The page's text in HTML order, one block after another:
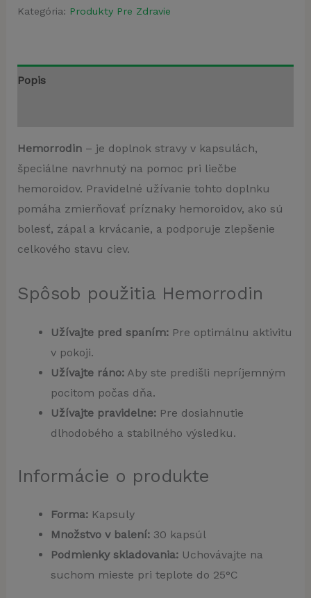
Kategória: Produkty Pre Zdravie
Popis
Hemorrodin– je doplnok stravy v kapsulách,
špeciálne navrhnutý na pomoc pri liečbe
hemoroidov. Pravidelné užívanie tohto doplnku
pomáha zmierňovať príznaky hemoroidov, ako sú
bolesť, zápal a krvácanie, a podporuje zlepšenie
celkového stavu ciev.
Spôsob použitia Hemorrodin
Užívajte pred spaním:Pre optimálnu aktivitu
v pokoji.
Užívajte ráno:Aby ste predišli nepríjemným
pocitom počas dňa.
Užívajte pravidelne:Pre dosiahnutie
dlhodobého a stabilného výsledku.
Informácie o produkte
Forma:Kapsuly
Množstvo v balení:30 kapsúl
Podmienky skladovania:Uchovávajte na
suchom mieste pri teplote do 25°C